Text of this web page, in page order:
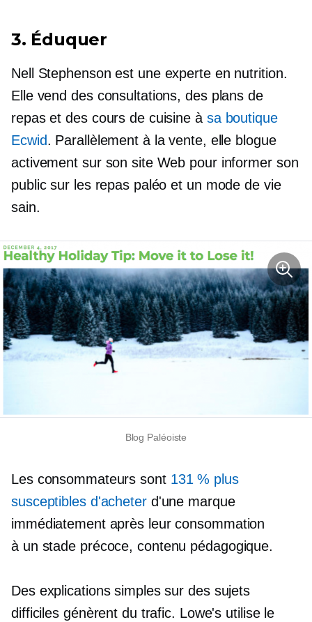
3. Éduquer
Nell Stephenson est une experte en nutrition.
Elle vend des consultations, des plans de
repas et des cours de cuisine à sa boutique
Ecwid. Parallèlement à la vente, elle blogue
activement sur son site Web pour informer son
public sur les repas paléo et un mode de vie
sain.
Blog Paléoiste
Les consommateurs sont 131 % plus
susceptibles d'acheterd'une marque
immédiatement après leur consommation
à un stade précoce, contenu pédagogique.
Des explications simples sur des sujets
difficiles génèrent du trafic. Lowe's utilise le